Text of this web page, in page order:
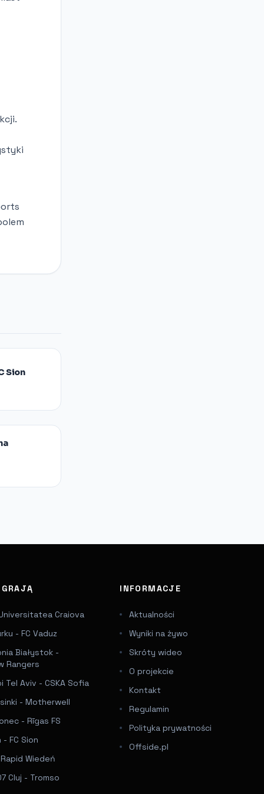
Sion
Craiova
- FC Vaduz
Białystok -
Rangers
Tel Aviv - CSKA Sofia
- Motherwell
- Rīgas FS
FC Sion
Wiedeń
Cluj - Tromso
INFORMACJE
Aktualności
Wyniki na żywo
Skróty wideo
O projekcie
Kontakt
Regulamin
Polityka prywatności
Offside.pl